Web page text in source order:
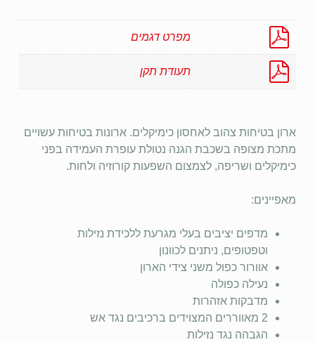
מפרט דגמים
תעודת תקן
ארון בטיחות צהוב לאחסון כימיקלים. ארונות בטיחות עשויים
מתכת מצופה בשכבת הגנה נטולת עופרת העמידה בפני
כימיקלים ושריפה, לצמצום השפעות קורוזיה ולחות.
מאפיינים:
מדפים יציבים בעלי מגרעת ללכידת נזילות
וטפטופים, ניתנים לכוונון
אוורור כפול משני צידי הארון
נעילה כפולה
מדבקות אזהרות
2 מאווררים המצוידים ברכיבים נגד אש
הגבהה נגד נזילות